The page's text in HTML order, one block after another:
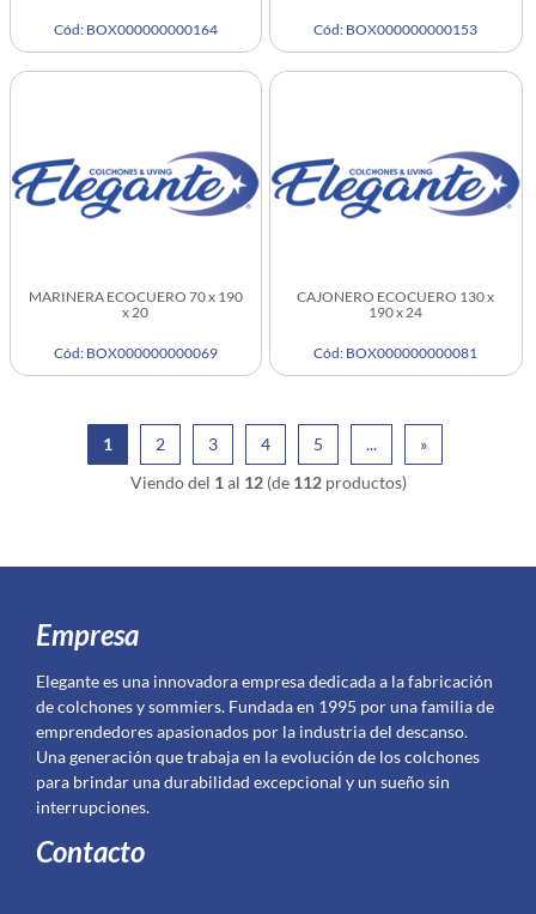
Cód: BOX000000000164 Cód: BOX000000000153
MARINERA ECOCUERO 70 x 190
x 20
Cód: BOX000000000069
CAJONERO ECOCUERO 130 x
190 x 24
Cód: BOX000000000081
1 2 3 4 5 ...
»
Viendo del 1 al 12(de 112productos)
Empresa
Elegante es una innovadora empresa dedicada a la fabricación
de colchones y sommiers. Fundada en 1995 por una familia de
emprendedores apasionados por la industria del descanso.
Una generación que trabaja en la evolución de los colchones
para brindar una durabilidad excepcional y un sueño sin
interrupciones.
Contacto